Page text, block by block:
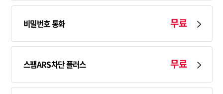
비밀번호 통화 무료
스팸ARS차단 플러스 무료